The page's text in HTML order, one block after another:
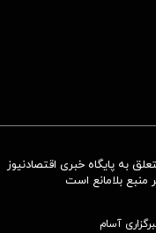
به پایگاه خبری اقتصادنیوز
منبع بلامانع است
آسام